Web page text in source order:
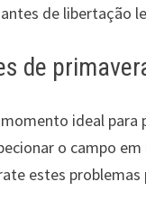
de libertação
de
ideal para
o campo
estes